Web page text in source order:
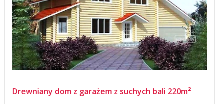
Drewniany dom z garażem z suchych bali 220m²